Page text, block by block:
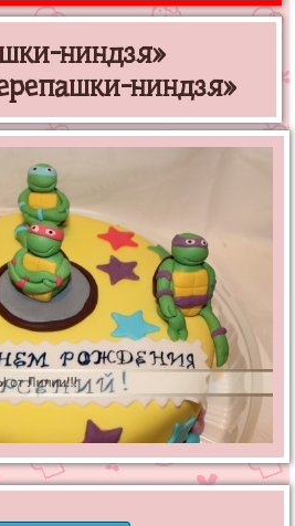
ниндзя»
ниндзя»